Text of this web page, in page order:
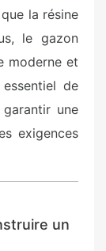
la résine
le gazon
moderne et
de
une
exigences
un